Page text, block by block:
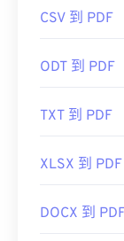
初始發布日期
https://
CSV 到 PDF
ODT 到 PDF
TXT 到 PDF
XLSX 到 PDF
DOCX 到